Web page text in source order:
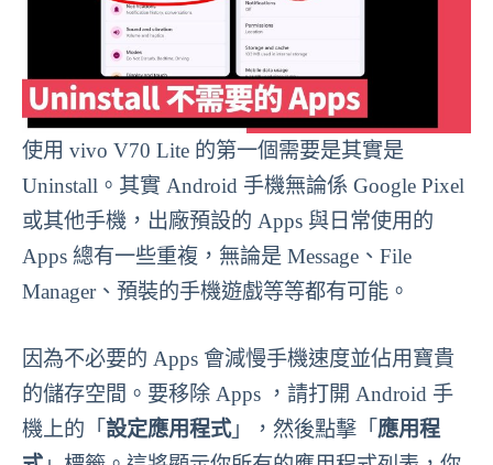
使用 vivo V70 Lite 的第一個需要是其實是
Uninstall。其實 Android 手機無論係 Google Pixel
或其他手機，出廠預設的 Apps 與日常使用的
Apps 總有一些重複，無論是 Message、File
Manager、預裝的手機遊戲等等都有可能。
因為不必要的 Apps 會減慢手機速度並佔用寶貴
的儲存空間。要移除 Apps ，請打開 Android 手
機上的「 設定應用程式」，然後點擊「 應用程